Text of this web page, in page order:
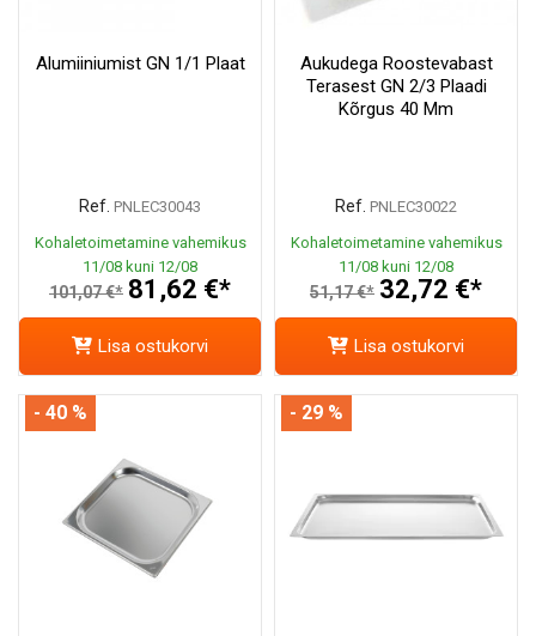
Alumiiniumist GN 1/1 Plaat
Ref. PNLEC30043
Kohaletoimetamine vahemikus
11/08 kuni 12/08
101,07 €* 81,62 €*
Lisa ostukorvi
Aukudega Roostevabast
Terasest GN 2/3 Plaadi
Kõrgus 40 Mm
Ref. PNLEC30022
Kohaletoimetamine vahemikus
11/08 kuni 12/08
51,17 €* 32,72 €*
Lisa ostukorvi
- 40 % - 29 %